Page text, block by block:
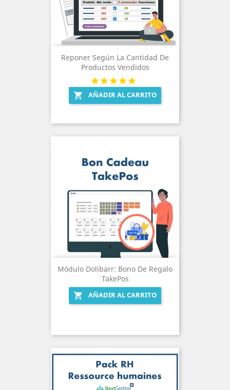
Reponer Según La Cantidad De
Productos Vendidos
 AÑADIR AL CARRITO
Módulo Dolibarr: Bono De Regalo
TakePos

AÑADIR AL CARRITO